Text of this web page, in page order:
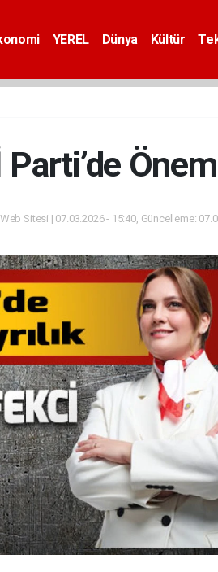
YEREL Dünya Kültür
Parti’de
Sitesi | 07.03.2026 - 15:40, Güncelleme: